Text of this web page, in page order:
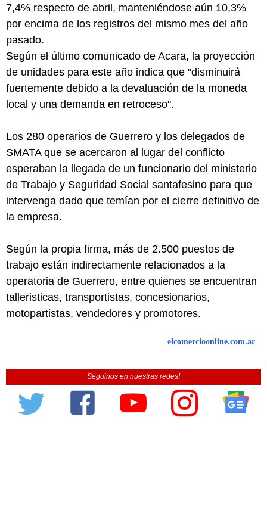
7,4% respecto de abril, manteniéndose aún 10,3%
por encima de los registros del mismo mes del año
pasado.
Según el último comunicado de Acara, la proyección
de unidades para este año indica que "disminuirá
fuertemente debido a la devaluación de la moneda
local y una demanda en retroceso".
Los 280 operarios de Guerrero y los delegados de
SMATA que se acercaron al lugar del conflicto
esperaban la llegada de un funcionario del ministerio
de Trabajo y Seguridad Social santafesino para que
intervenga dado que temían por el cierre definitivo de
la empresa.
Según la propia firma, más de 2.500 puestos de
trabajo están indirectamente relacionados a la
operatoria de Guerrero, entre quienes se encuentran
talleristicas, transportistas, concesionarios,
motopartistas, vendedores y promotores.
elcomercioonline.com.ar
Seguinos en nuestras redes!